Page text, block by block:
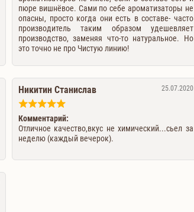
пюре вишнёвое. Сами по себе ароматизаторы не
опасны, просто когда они есть в составе- часто
производитель таким образом удешевляет
производство, заменяя что-то натуральное. Но
это точно не про Чистую линию!
25.07.2020
Никитин Станислав
Комментарий:
Отличное качество,вкус не химический...сьел за
неделю (каждый вечерок).